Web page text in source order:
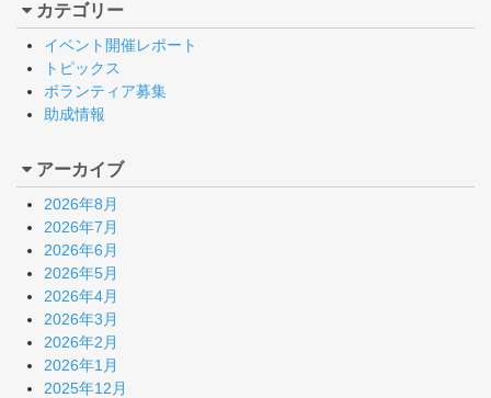
カテゴリー
イベント開催レポート
トピックス
ボランティア募集
助成情報
アーカイブ
2026年8月
2026年7月
2026年6月
2026年5月
2026年4月
2026年3月
2026年2月
2026年1月
2025年12月